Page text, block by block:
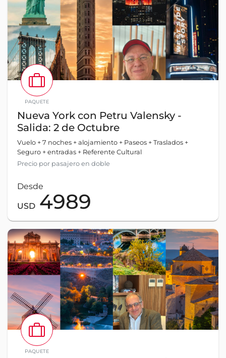
PAQUETE
Nueva York con Petru Valensky -
Salida: 2 de Octubre
Vuelo + 7 noches + alojamiento + Paseos + Traslados +
Seguro + entradas + Referente Cultural
Precio por pasajero en doble
Desde
USD 4989
PAQUETE